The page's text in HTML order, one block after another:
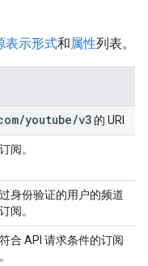
表示形式和属性列表。
/youtube/v3 的 URI
阅。
身份验证的用户的频道
阅。
合 API 请求条件的订阅